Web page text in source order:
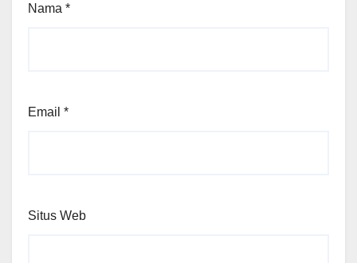
Nama *
Email *
Situs Web